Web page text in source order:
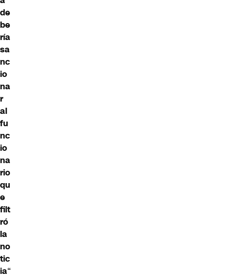
de
be
ría
sa
nc
io
na
r
al
fu
nc
io
na
rio
qu
e
filt
ró
la
no
tic
ia“